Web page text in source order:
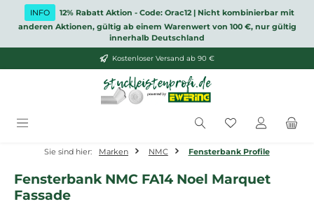
Zum Hauptinhalt springen
INFO
12% Rabatt Aktion - Code: Orac12 | Nicht kombinierbar mit
anderen Aktionen, gültig ab einem Warenwert von 100 €, nur gültig
innerhalb Deutschland
Kostenloser Versand ab 90 €
Du hast 0
Sie sind hier: Marken NMC Fensterbank Profile
Fensterbank NMC FA14 Noel Marquet
Fassade